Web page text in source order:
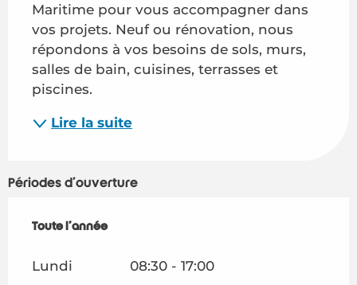
Maritime pour vous accompagner dans
vos projets. Neuf ou rénovation, nous
répondons à vos besoins de sols, murs,
salles de bain, cuisines, terrasses et
piscines.
Lire la suite
Périodes d'ouverture
Toute l'année
Toute l'année
Lundi 08:30 - 17:00